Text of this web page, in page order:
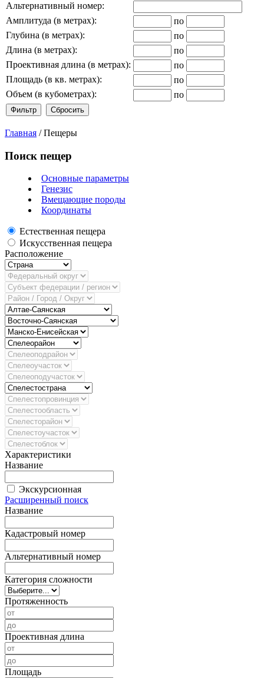
Альтернативный номер:
Амплитуда (в метрах):
по
Глубина (в метрах):
по
Длина (в метрах):
по
Проективная длина (в метрах):
по
Площадь (в кв. метрах):
по
Объем (в кубометрах):
по
Главная / Пещеры
Поиск пещер
Основные параметры
Генезис
Вмещающие породы
Координаты
Естественная пещера
Искусственная пещера
Расположение
Характеристики
Название
Экскурсионная
Расширенный поиск
Название
Кадастровый номер
Альтернативный номер
Категория сложности
Протяженность
Проективная длина
Площадь